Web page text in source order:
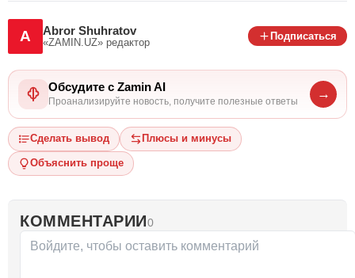
A Abror Shuhratov
«ZAMIN.UZ» редактор
Подписаться
Обсудите с Zamin AI
Проанализируйте новость, получите полезные ответы
→
Сделать вывод Плюсы и минусы
Объяснить проще
КОММЕНТАРИИ0